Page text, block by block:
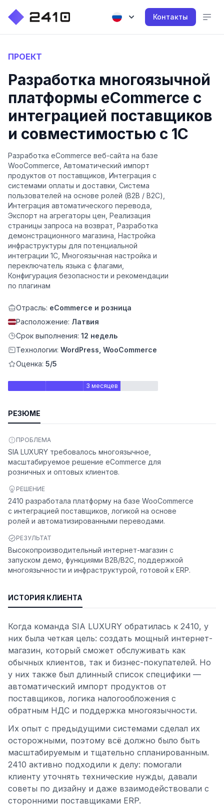
Контакты
ПРОЕКТ
Разработка многоязычной
платформы eCommerce с
интеграцией поставщиков
и совместимостью с 1С
Разработка eCommerce веб-сайта на базе
WooCommerce, Автоматический импорт
продуктов от поставщиков, Интеграция с
системами оплаты и доставки, Система
пользователей на основе ролей (B2B / B2C),
Интеграция автоматического перевода,
Экспорт на агрегаторы цен, Реализация
страницы запроса на возврат, Разработка
демонстрационного магазина, Настройка
инфраструктуры для потенциальной
интеграции 1С, Многоязычная настройка и
переключатель языка с флагами,
Конфигурация безопасности и рекомендации
по плагинам
Отрасль: eCommerce и розница
Расположение: Латвия
Срок выполнения: 12 недель
Технологии: WordPress, WooCommerce
Оценка: 5/5
3 месяцев
РЕЗЮМЕ
ПРОБЛЕМА
SIA LUXURY требовалось многоязычное,
масштабируемое решение eCommerce для
розничных и оптовых клиентов.
РЕШЕНИЕ
2410 разработала платформу на базе WooCommerce
с интеграцией поставщиков, логикой на основе
ролей и автоматизированными переводами.
РЕЗУЛЬТАТ
Высокопроизводительный интернет-магазин с
запуском демо, функциями B2B/B2C, поддержкой
многоязычности и инфраструктурой, готовой к ERP.
ИСТОРИЯ КЛИЕНТА
Когда команда SIA LUXURY обратилась к 2410, у
них была четкая цель: создать мощный интернет-
магазин, который сможет обслуживать как
обычных клиентов, так и бизнес-покупателей. Но
у них также был длинный список специфики —
автоматический импорт продуктов от
поставщиков, логика налогообложения с
обратным НДС и поддержка многоязычности.
Их опыт с предыдущими системами сделал их
осторожными, поэтому всё должно было быть
масштабируемым и тщательно спланированным.
2410 активно подходили к делу: помогали
клиенту уточнять технические нужды, давали
советы по дизайну и даже взаимодействовали с
сторонними поставщиками ERP.